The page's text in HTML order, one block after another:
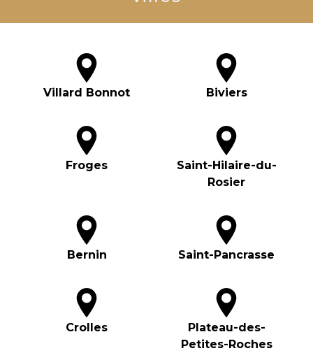
Villard Bonnot Biviers
Froges
Saint-Hilaire-du-
Rosier
Bernin Saint-Pancrasse
Crolles
Plateau-des-
Petites-Roches